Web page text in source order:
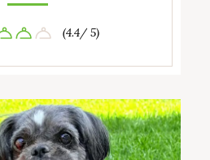
(4.4/ 5)